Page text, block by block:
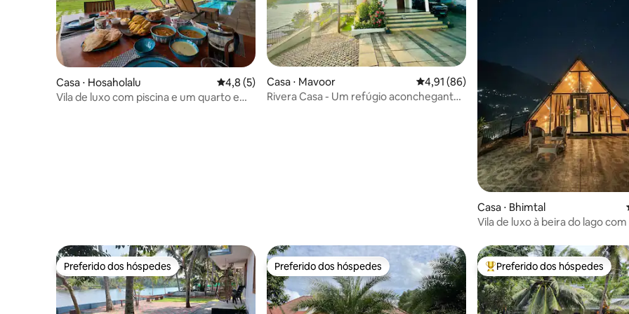
Casa ⋅ Hosaholalu 4,8 de uma avaliação média de 5, 5 avaliações
4,8 (5)
Vila de luxo com piscina e um quarto em
Casa ⋅ Mavoor 4,91 de uma avaliação média de 5, 86
4,91 (86)
Rivera Casa - Um refúgio aconchegante
Casa ⋅ Bhimtal
Vila de luxo à beira do lago com
Preferido dos hóspedes
Preferido dos hóspedes Preferido dos hóspedes
Preferido dos hóspedes Entre os melhores preferidos
Preferido dos hóspedes